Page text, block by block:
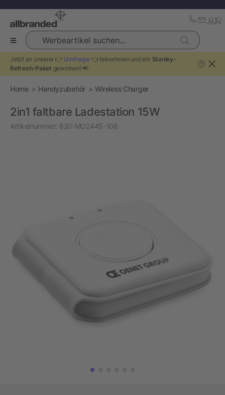
Werbeartikel suchen...
Jetzt an unserer 👉 Umfrage👈 teilnehmen und ein Stanley-
Refresh-Paket gewinnen! 📢
?
Home Handyzubehör Wireless Charger
2in1 faltbare Ladestation 15W
Artikelnummer: 620-MO2445-108